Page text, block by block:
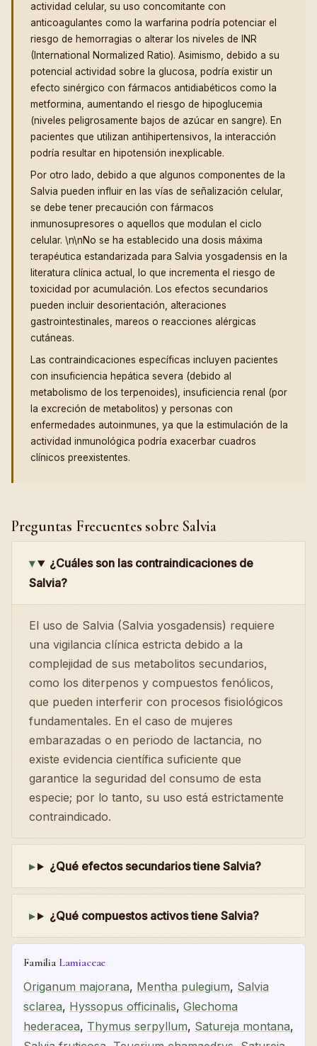
actividad celular, su uso concomitante con
anticoagulantes como la warfarina podría potenciar el
riesgo de hemorragias o alterar los niveles de INR
(International Normalized Ratio). Asimismo, debido a su
potencial actividad sobre la glucosa, podría existir un
efecto sinérgico con fármacos antidiabéticos como la
metformina, aumentando el riesgo de hipoglucemia
(niveles peligrosamente bajos de azúcar en sangre). En
pacientes que utilizan antihipertensivos, la interacción
podría resultar en hipotensión inexplicable.
Por otro lado, debido a que algunos componentes de la
Salvia pueden influir en las vías de señalización celular,
se debe tener precaución con fármacos
inmunosupresores o aquellos que modulan el ciclo
celular. \n\nNo se ha establecido una dosis máxima
terapéutica estandarizada para Salvia yosgadensis en la
literatura clínica actual, lo que incrementa el riesgo de
toxicidad por acumulación. Los efectos secundarios
pueden incluir desorientación, alteraciones
gastrointestinales, mareos o reacciones alérgicas
cutáneas.
Las contraindicaciones específicas incluyen pacientes
con insuficiencia hepática severa (debido al
metabolismo de los terpenoides), insuficiencia renal (por
la excreción de metabolitos) y personas con
enfermedades autoinmunes, ya que la estimulación de la
actividad inmunológica podría exacerbar cuadros
clínicos preexistentes.
Preguntas Frecuentes sobre Salvia
¿Cuáles son las contraindicaciones de
Salvia?
El uso de Salvia (Salvia yosgadensis) requiere
una vigilancia clínica estricta debido a la
complejidad de sus metabolitos secundarios,
como los diterpenos y compuestos fenólicos,
que pueden interferir con procesos fisiológicos
fundamentales. En el caso de mujeres
embarazadas o en periodo de lactancia, no
existe evidencia científica suficiente que
garantice la seguridad del consumo de esta
especie; por lo tanto, su uso está estrictamente
contraindicado.
¿Qué efectos secundarios tiene Salvia?
¿Qué compuestos activos tiene Salvia?
Familia Lamiaceae
Origanum majorana, Mentha pulegium, Salvia
sclarea, Hyssopus officinalis, Glechoma
hederacea, Thymus serpyllum, Satureja montana,